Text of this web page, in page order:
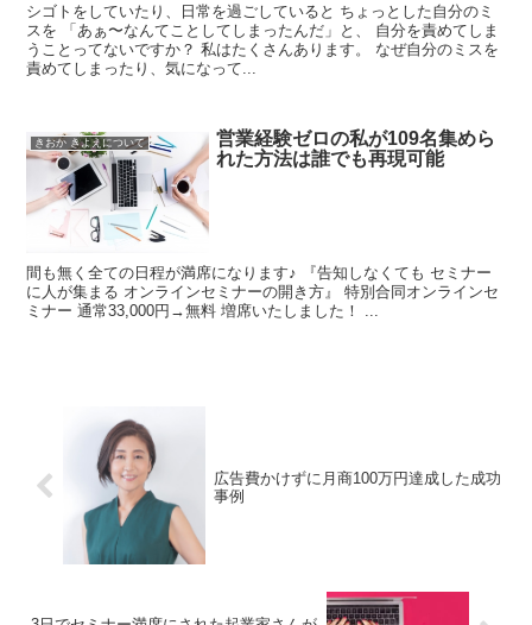
シゴトをしていたり、日常を過ごしていると ちょっとした自分のミ
スを 「あぁ〜なんてことしてしまったんだ」と、 自分を責めてしま
うことってないですか？ 私はたくさんあります。 なぜ自分のミスを
責めてしまったり、気になって...
きおか きよえについて
営業経験ゼロの私が109名集めら
れた方法は誰でも再現可能
間も無く全ての日程が満席になります♪ 『告知しなくても セミナー
に人が集まる オンラインセミナーの開き方』 特別合同オンラインセ
ミナー 通常33,000円→無料 増席いたしました！ ...
広告費かけずに月商100万円達成した成功
事例